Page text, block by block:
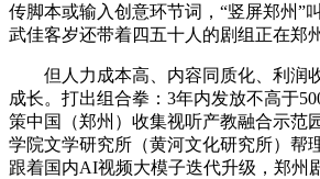
传脚本或输入创意环节词，“竖屏郑州”
武佳客岁还带着四五十人的剧组正在郑
但人力成本高、内容同质化、利润
成长。打出组合拳：3年内发放不高于
策中国（郑州）收集视听产教融合示范
学院文学研究所（黄河文化研究所）帮
跟着国内AI视频大模子迭代升级，郑州